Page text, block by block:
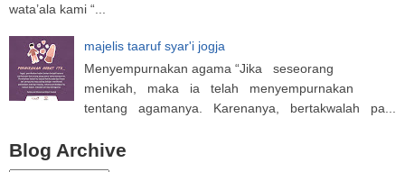
wata’ala kami “...
majelis taaruf syar'i jogja
Menyempurnakan agama “Jika seseorang
menikah, maka ia telah menyempurnakan
tentang agamanya. Karenanya, bertakwalah pa...
Blog Archive